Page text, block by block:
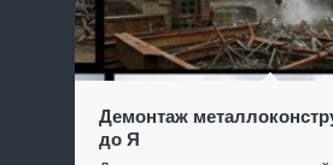
Демонтаж
до Я